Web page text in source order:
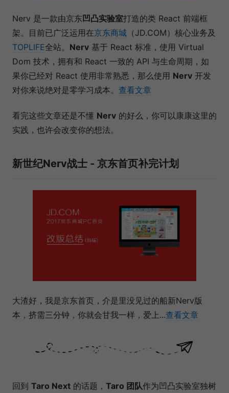
Nerv 是一款由京东 凹凸实验室打造的类 React 前端框
架。目前已广泛运用在京东商城 （JD.COM）核心业务及
TOPLIFE全站。 Nerv 基于 React 标准，使用 Virtual
Dom 技术，拥有和 React 一致的 API 与生命周期，如
果你已经对 React 使用非常熟悉，那么使用 Nerv 开发
对你来说绝对是零学习成本。 查看文章
看完这些文章还是不懂 Nerv 的好么，你可以康康这里的
实践，也许会改变你的想法。
新世纪Nerv战士 - 京东首页补完计划
大渣好，我是京东首页，介是里没见过的船新Nerv版
本，挤需三分钟，你就会甘我一样，爱上...查看文章
回到 Taro Next 的话题， Taro 团队作为凹凸实验室独树